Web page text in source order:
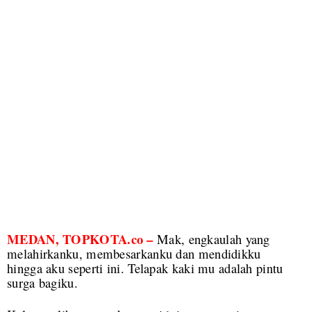
MEDAN, TOPKOTA.co – Mak, engkaulah yang
melahirkanku, membesarkanku dan mendidikku
hingga aku seperti ini. Telapak kaki mu adalah pintu
surga bagiku.